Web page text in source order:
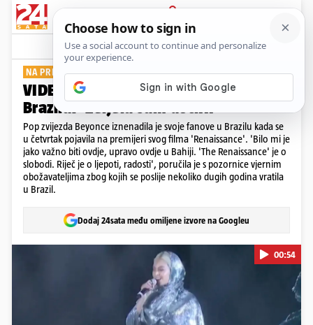
PRIJAVA
Show Komentari
NA PREMIJERI FILMA
VIDEO Beyonce šokirala fanove u
Brazilu: 'Željela sam doći...'
Pop zvijezda Beyonce iznenadila je svoje fanove u Brazilu kada se
u četvrtak pojavila na premijeri svog filma 'Renaissance'. 'Bilo mi je
jako važno biti ovdje, upravo ovdje u Bahiji. 'The Renaissance' je o
slobodi. Riječ je o ljepoti, radosti', poručila je s pozornice vjernim
obožavateljima zbog kojih se poslije nekoliko dugih godina vratila
u Brazil.
Dodaj 24sata među omiljene izvore na Googleu
00:54